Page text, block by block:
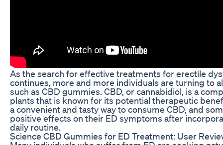
As the search for effective treatments for erectile
continues, more and more individuals are turning to
such as CBD gummies. CBD, or cannabidiol, is a
plants that is known for its potential therapeutic
a convenient and tasty way to consume CBD, and
positive effects on their ED symptoms after
daily routine.
Science CBD Gummies for ED Treatment: User